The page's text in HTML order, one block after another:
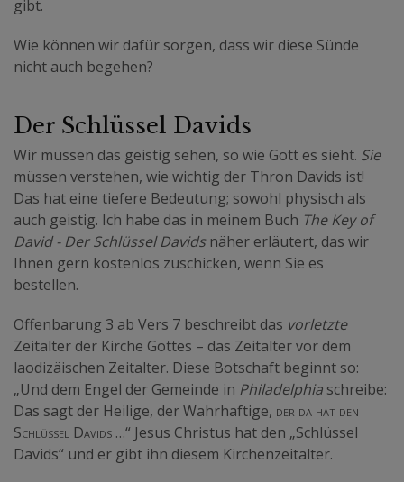
gibt.
Wie können wir dafür sorgen, dass wir diese Sünde
nicht auch begehen?
Der Schlüssel Davids
Wir müssen das geistig sehen, so wie Gott es sieht. Sie
müssen verstehen, wie wichtig der Thron Davids ist!
Das hat eine tiefere Bedeutung; sowohl physisch als
auch geistig. Ich habe das in meinem Buch The Key of
David - Der Schlüssel Davidsnäher erläutert, das wir
Ihnen gern kostenlos zuschicken, wenn Sie es
bestellen.
Offenbarung 3 ab Vers 7 beschreibt das vorletzte
Zeitalter der Kirche Gottes – das Zeitalter vor dem
laodizäischen Zeitalter. Diese Botschaft beginnt so:
„Und dem Engel der Gemeinde in Philadelphia schreibe:
Das sagt der Heilige, der Wahrhaftige, der da hat den
Schlüssel Davids …“ Jesus Christus hat den „Schlüssel
Davids“ und er gibt ihn diesem Kirchenzeitalter.